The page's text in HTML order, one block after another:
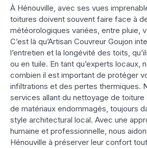
À Hénouville, avec ses vues
toitures doivent souvent faire face à
météorologiques variées, entre pluie,
C’est là qu’Artisan Couvreur Goujon
l’entretien et la longévité des toits,
ou en tuile. En tant qu’experts locaux,
combien il est important de protéger
infiltrations et des pertes thermiques.
services allant du nettoyage de
de matériaux endommagés, toujours
style architectural local. Avec une
humaine et professionnelle, nous
Hénouville à préserver leur confort